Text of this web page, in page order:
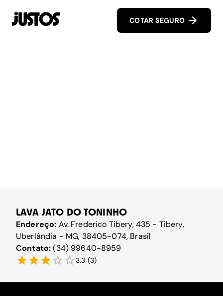
COTAR SEGURO
LAVA JATO DO TONINHO
Endereço: Av. Frederico Tibery, 435 - Tibery,
Uberlândia - MG, 38405-074, Brasil
Contato:(34) 99640-8959
3.3 (3)